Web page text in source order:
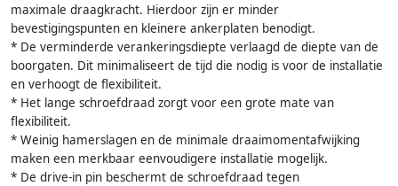
maximale draagkracht. Hierdoor zijn er minder
bevestigingspunten en kleinere ankerplaten benodigt.
* De verminderde verankeringsdiepte verlaagd de diepte van de
boorgaten. Dit minimaliseert de tijd die nodig is voor de installatie
en verhoogt de flexibiliteit.
* Het lange schroefdraad zorgt voor een grote mate van
flexibiliteit.
* Weinig hamerslagen en de minimale draaimomentafwijking
maken een merkbaar eenvoudigere installatie mogelijk.
* De drive-in pin beschermt de schroefdraad tegen